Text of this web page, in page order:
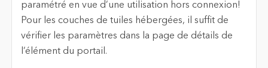
paramétré en vue d’une utilisation hors connexion!
Pour les couches de tuiles hébergées, il suffit de
vérifier les paramètres dans la page de détails de
l’élément du portail.